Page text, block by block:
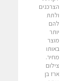
הצרכנים
ולתת
להם
יותר
מוצר
באותו
מחיר.
צילום
ארז בן